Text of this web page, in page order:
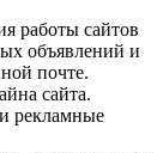
работы сайтов
объявлений и
почте.
сайта.
рекламные